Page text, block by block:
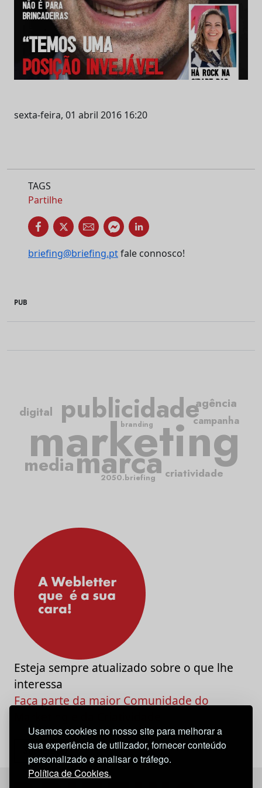
Usamos cookies no nosso site para melhorar a
sua experiência de utilizador, fornecer conteúdo
personalizado e analisar o tráfego.
Política de Cookies.
sexta-feira, 01 abril 2016 16:20
TAGS
Partilhe
briefing@briefing.ptfale connosco!
PUB
marketing
publicidade
marca criatividade
campanha
media
agência
digital
2050.briefing
branding
Esteja sempre atualizado sobre o que lhe
interessa
Faça parte da maior Comunidade do